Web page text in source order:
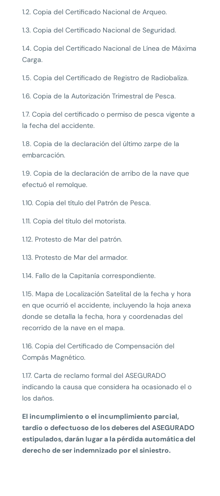
1.2. Copia del Certificado Nacional de Arqueo.
1.3. Copia del Certificado Nacional de Seguridad.
1.4. Copia del Certificado Nacional de Línea de Máxima
Carga.
1.5. Copia del Certificado de Registro de Radiobaliza.
1.6. Copia de la Autorización Trimestral de Pesca.
1.7. Copia del certificado o permiso de pesca vigente a
la fecha del accidente.
1.8. Copia de la declaración del último zarpe de la
embarcación.
1.9. Copia de la declaración de arribo de la nave que
efectuó el remolque.
1.10. Copia del título del Patrón de Pesca.
1.11. Copia del título del motorista.
1.12. Protesto de Mar del patrón.
1.13. Protesto de Mar del armador.
1.14. Fallo de la Capitanía correspondiente.
1.15. Mapa de Localización Satelital de la fecha y hora
en que ocurrió el accidente, incluyendo la hoja anexa
donde se detalla la fecha, hora y coordenadas del
recorrido de la nave en el mapa.
1.16. Copia del Certificado de Compensación del
Compás Magnético.
1.17. Carta de reclamo formal del ASEGURADO
indicando la causa que considera ha ocasionado el o
los daños.
El incumplimiento o el incumplimiento parcial,
tardío o defectuoso de los deberes del ASEGURADO
estipulados, darán lugar a la pérdida automática del
derecho de ser indemnizado por el siniestro.